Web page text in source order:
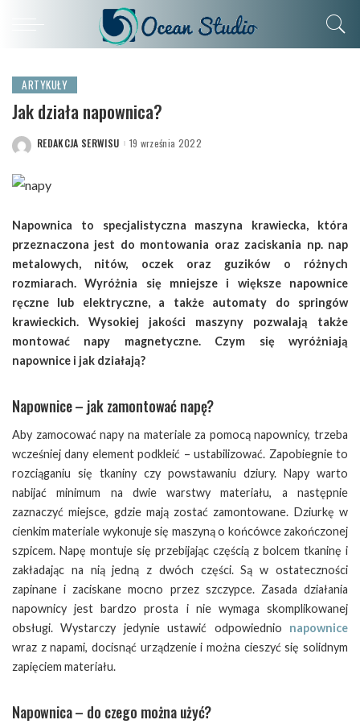
ARTYKUŁY
Jak działa napownica?
POSTED
REDAKCJA SERWISU 19 września 2022
Napownica to specjalistyczna maszyna krawiecka, która
przeznaczona jest do montowania oraz zaciskania np. nap
metalowych, nitów, oczek oraz guzików o różnych
rozmiarach. Wyróżnia się mniejsze i większe napownice
ręczne lub elektryczne, a także automaty do springów
krawieckich. Wysokiej jakości maszyny pozwalają także
montować napy magnetyczne. Czym się wyróżniają
napownice i jak działają?
Napownice – jak zamontować napę?
Aby zamocować napy na materiale za pomocą napownicy, trzeba
wcześniej dany element podkleić – ustabilizować. Zapobiegnie to
rozciąganiu się tkaniny czy powstawaniu dziury. Napy warto
nabijać minimum na dwie warstwy materiału, a następnie
zaznaczyć miejsce, gdzie mają zostać zamontowane. Dziurkę w
cienkim materiale wykonuje się maszyną o końcówce zakończonej
szpicem. Napę montuje się przebijając częścią z bolcem tkaninę i
zakładając na nią jedną z dwóch części. Są w ostateczności
zapinane i zaciskane mocno przez szczypce. Zasada działania
napownicy jest bardzo prosta i nie wymaga skomplikowanej
obsługi. Wystarczy jedynie ustawić odpowiednio napownice
wraz z napami, docisnąć urządzenie i można cieszyć się solidnym
zapięciem materiału.
Napownica – do czego można użyć?